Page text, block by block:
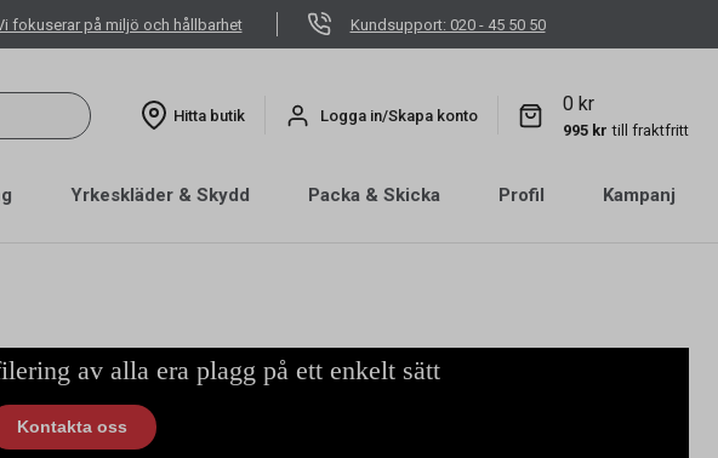
fokuserar på miljö och hållbarhet Kundsupport: 020 - 45 50 50
Hitta butik Logga in/Skapa konto
0 kr
995 kr till fraktfritt
Yrkeskläder & Skydd Packa & Skicka Profil
Kampanj
av alla era plagg på ett enkelt sätt
Kontakta oss